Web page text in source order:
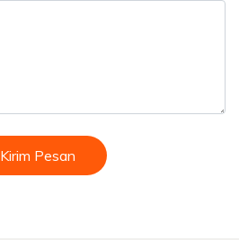
Kirim Pesan